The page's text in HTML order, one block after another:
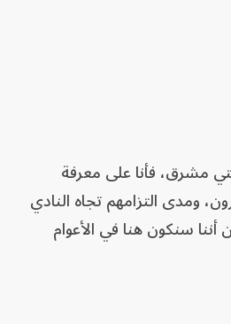
فأنا على معرفة
ومدى التزامهم تجاه النادي
أننا سنكون هنا في الأعوام